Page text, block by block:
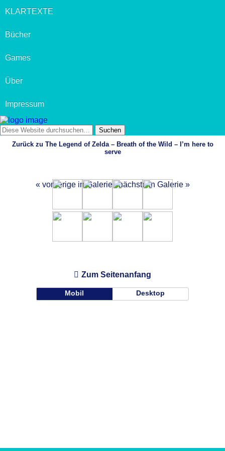
KLARTEXTE
Bücher
Games
Über
Impressum
Zurück zu The Legend of Zelda – Breath of the Wild – I’m here to
serve
« vorherige in Galerie nächste in Galerie »
Zum Seitenanfang
Mobil Desktop